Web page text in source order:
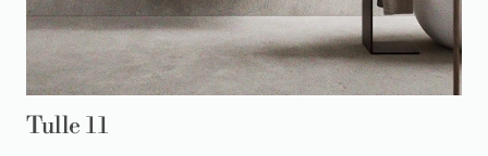
Tulle 11